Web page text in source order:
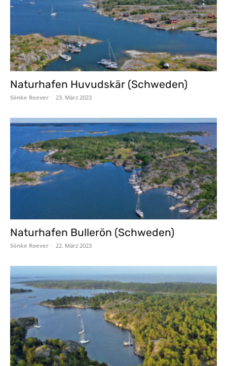
Naturhafen Huvudskär (Schweden)
Sönke Roever - 23. März 2023
Naturhafen Bullerön (Schweden)
Sönke Roever - 22. März 2023